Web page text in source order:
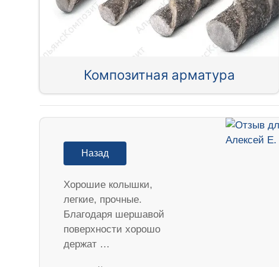
Композитная арматура
Назад
Хорошие колышки,
легкие, прочные.
Благодаря шершавой
поверхности хорошо
держат …